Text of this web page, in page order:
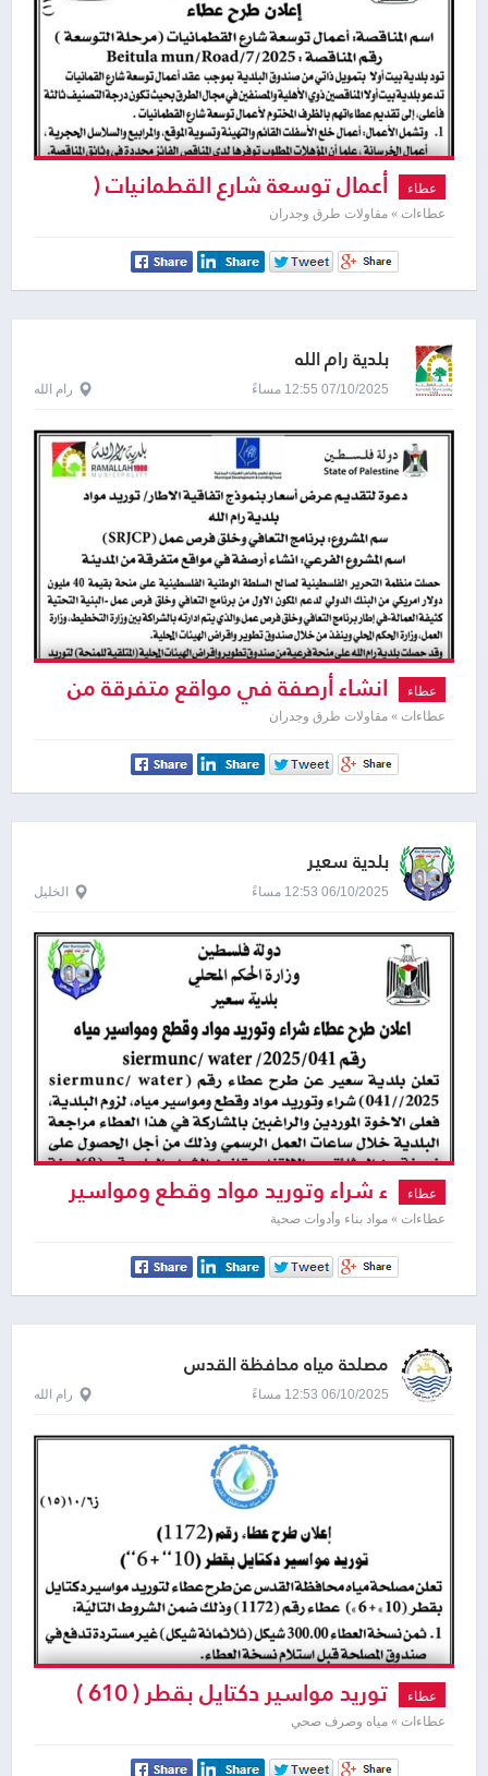
عطاء أعمال توسعة شارع القطمانيات (
مرحلة التوسعة )
عطاءات » مقاولات طرق وجدران
بلدية رام الله
07/10/2025 12:55 مساءً رام الله
عطاء انشاء أرصفة في مواقع متفرقة من
المدينة
عطاءات » مقاولات طرق وجدران
بلدية سعير
06/10/2025 12:53 مساءً الخليل
عطاء ء شراء وتوريد مواد وقطع ومواسير
مياه
عطاءات » مواد بناء وأدوات صحية
مصلحة مياه محافظة القدس
06/10/2025 12:53 مساءً رام الله
عطاء توريد مواسير دكتايل بقطر ( 610 )
عطاءات » مياه وصرف صحي